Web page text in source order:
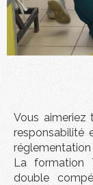
Vous aimeriez
responsabilité
réglementation
La formation
double